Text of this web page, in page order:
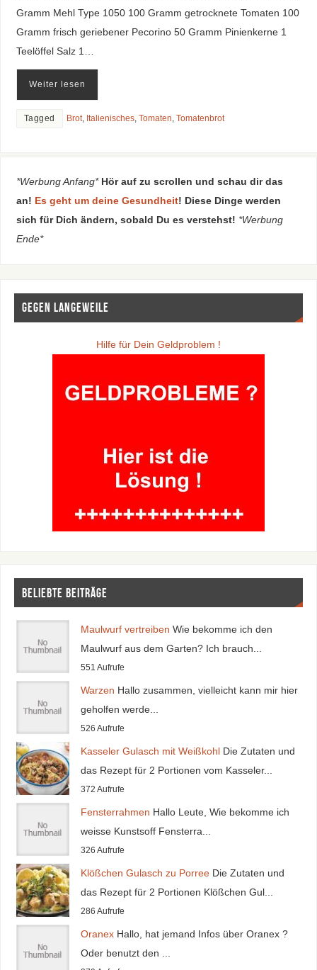
Gramm Mehl Type 1050 100 Gramm getrocknete Tomaten 100
Gramm frisch geriebener Pecorino 50 Gramm Pinienkerne 1
Teelöffel Salz 1…
Weiter lesen
Tagged Brot, Italienisches, Tomaten, Tomatenbrot
*Werbung Anfang* Hör auf zu scrollen und schau dir das
an! Es geht um deine Gesundheit! Diese Dinge werden
sich für Dich ändern, sobald Du es verstehst! *Werbung
Ende*
Gegen Langeweile
Hilfe für Dein Geldproblem !
Beliebte Beiträge
Maulwurf vertreiben Wie bekomme ich den
Maulwurf aus dem Garten? Ich brauch...
551 Aufrufe
Warzen Hallo zusammen, vielleicht kann mir hier
geholfen werde...
526 Aufrufe
Kasseler Gulasch mit Weißkohl Die Zutaten und
das Rezept für 2 Portionen vom Kasseler...
372 Aufrufe
Fensterrahmen Hallo Leute, Wie bekomme ich
weisse Kunstsoff Fensterra...
326 Aufrufe
Klößchen Gulasch zu Porree Die Zutaten und
das Rezept für 2 Portionen Klößchen Gul...
286 Aufrufe
Oranex Hallo, hat jemand Infos über Oranex ?
Oder benutzt den ...